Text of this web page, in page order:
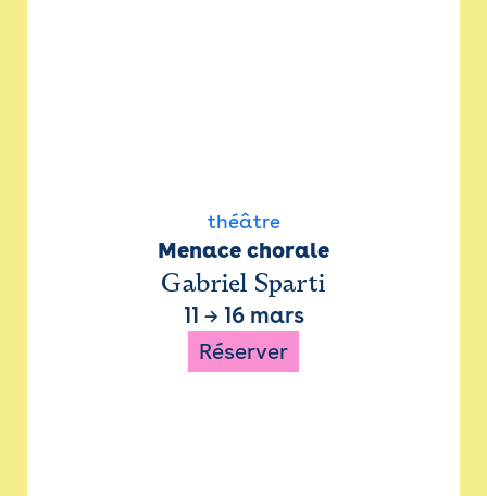
théâtre
Menace chorale
Gabriel Sparti
11 → 16 mars
Réserver